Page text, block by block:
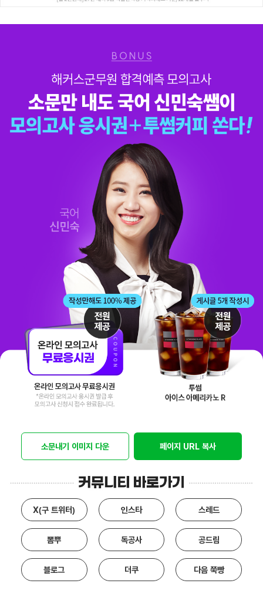
소문내기 이미지 다운 페이지 URL 복사
X(구 트위터) 인스타 스레드
뽐뿌 독공사 공드림
블로그 더쿠 다음 쭉빵